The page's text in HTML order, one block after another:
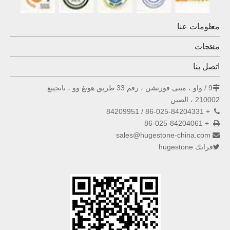
معلومات عنا
منتجات
اتصل بنا
9 / واو ، مبنى فورتشن ، رقم 33 طريق هونغ وو ، نانجينغ
210002 ، الصين

+ 86-025-84204331 / 84209951

+ 86-025-84204061

sales@hugestone-china.com
فرانك hugestone